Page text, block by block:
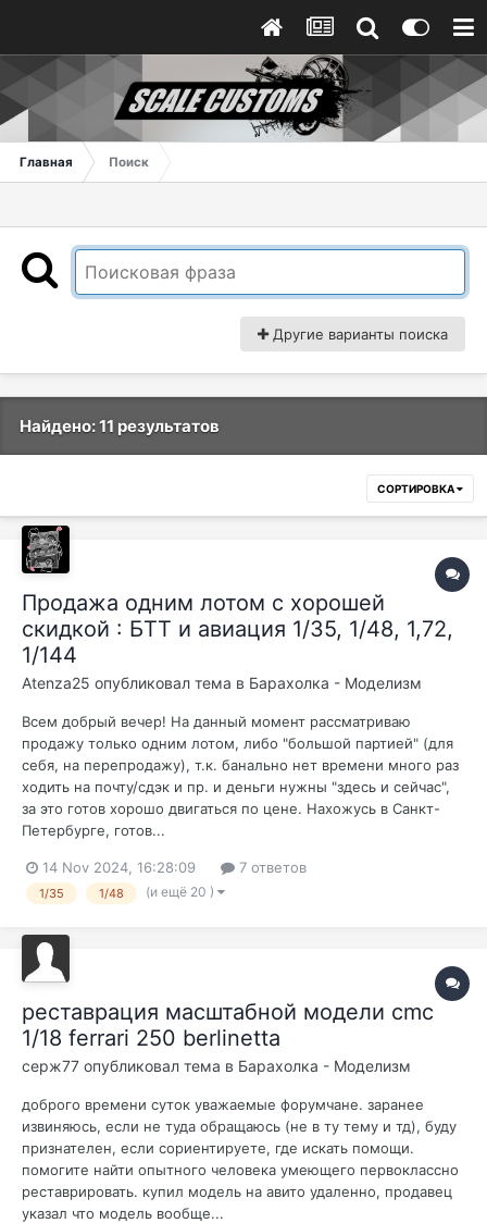
Главная Поиск
Другие варианты поиска
Найдено: 11 результатов
СОРТИРОВКА
Продажа одним лотом с хорошей
скидкой : БТТ и авиация 1/35, 1/48, 1,72,
1/144
Atenza25 опубликовал тема в Барахолка - Моделизм
Всем добрый вечер! На данный момент рассматриваю
продажу только одним лотом, либо "большой партией" (для
себя, на перепродажу), т.к. банально нет времени много раз
ходить на почту/сдэк и пр. и деньги нужны "здесь и сейчас",
за это готов хорошо двигаться по цене. Нахожусь в Санкт-
Петербурге, готов...
14 Nov 2024, 16:28:09 7 ответов
1/35 1/48 (и ещё 20 )
реставрация масштабной модели cmc
1/18 ferrari 250 berlinetta
серж77 опубликовал тема в Барахолка - Моделизм
доброго времени суток уважаемые форумчане. заранее
извиняюсь, если не туда обращаюсь (не в ту тему и тд), буду
признателен, если сориентируете, где искать помощи.
помогите найти опытного человека умеющего первоклассно
реставрировать. купил модель на авито удаленно, продавец
указал что модель вообще...